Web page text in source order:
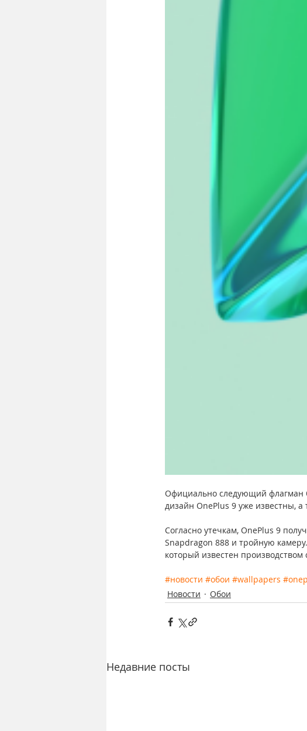
Официально следующий флагман
дизайн OnePlus 9 уже известны,
Согласно утечкам, OnePlus 9
Snapdragon 888 и тройную
который известен
#новости #обои #wallpapers
Новости
Обои
Недавние посты